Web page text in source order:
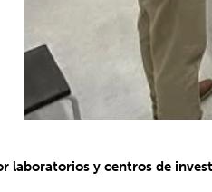
laboratorios y centros de